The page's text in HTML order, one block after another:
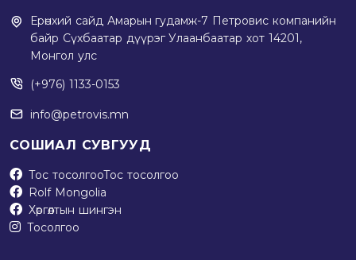
Ерөнхий сайд Амарын гудамж-7 Петровис компанийн
байр Сүхбаатар дүүрэг Улаанбаатар хот 14201,
Монгол улс
(+976) 1133-0153
info@petrovis.mn
СОШИАЛ СУВГУУД
Тос тосолгооТос тосолгоо
Rolf Mongolia
Хөргөлтын шингэн
Тосолгоо